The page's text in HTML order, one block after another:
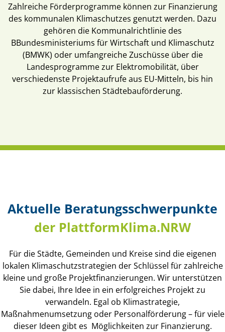
Zahlreiche Förderprogramme können zur Finanzierung
des kommunalen Klimaschutzes genutzt werden. Dazu
gehören die Kommunalrichtlinie des
BBundesministeriums für Wirtschaft und Klimaschutz
(BMWK) oder umfangreiche Zuschüsse über die
Landesprogramme zur Elektromobilität, über
verschiedenste Projektaufrufe aus EU-Mitteln, bis hin
zur klassischen Städtebauförderung.
Aktuelle Beratungsschwerpunkte
der PlattformKlima.NRW
Für die Städte, Gemeinden und Kreise sind die eigenen
lokalen Klimaschutzstrategien der Schlüssel für zahlreiche
kleine und große Projektfinanzierungen. Wir unterstützen
Sie dabei, Ihre Idee in ein erfolgreiches Projekt zu
verwandeln. Egal ob Klimastrategie,
Maßnahmenumsetzung oder Personalförderung – für viele
dieser Ideen gibt es Möglichkeiten zur Finanzierung.